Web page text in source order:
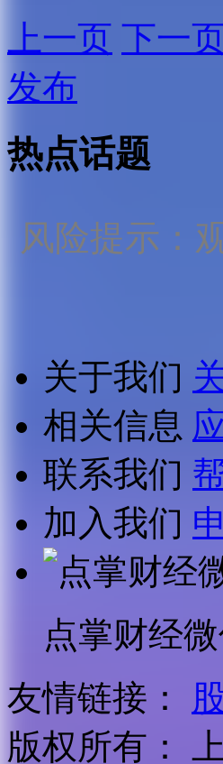
上一页 下一
发布
热点话题
风险提示：
关于我们
相关信息
联系我们
加入我们
点掌财经
友情链接：
版权所有：